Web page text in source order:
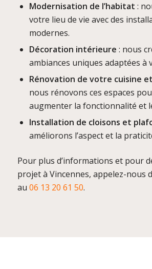
Modernisation de l’habitat :
votre lieu de vie avec des
modernes.
Décoration intérieure : nous
ambiances uniques adaptées à
Rénovation de votre cuisine
nous rénovons ces espaces
augmenter la fonctionnalité et
Installation de cloisons et
améliorons l’aspect et la
Pour plus d’informations et pour
projet à Vincennes, appelez-nous
au 06 13 20 61 50.